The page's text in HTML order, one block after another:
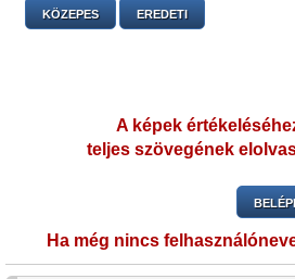
KÖZEPES EREDETI
A képek
teljes szövegének
Ha még nincs